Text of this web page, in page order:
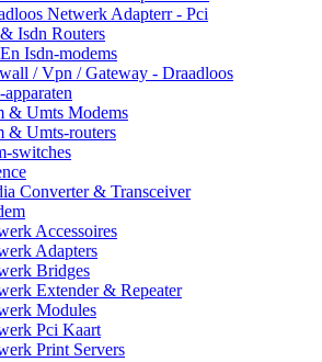
Netwerk Adapterr - Pci
Isdn Routers
Isdn-modems
/ Vpn / Gateway - Draadloos
apparaten
& Umts Modems
& Umts-routers
switches
Converter & Transceiver
Accessoires
Adapters
Bridges
Extender & Repeater
Modules
Pci Kaart
Print Servers